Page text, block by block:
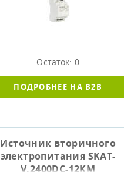
Остаток: 0
ПОДРОБНЕЕ НА B2B
Источник вторичного
электропитания SKAT-
V.2400DC-12KM